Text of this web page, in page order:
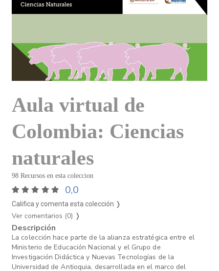
Aula virtual de
Colombia: Ciencias
naturales
98 Recursos en esta coleccion
0,0
Califica y comenta esta colección ❭
Ver comentarios (0) ❭
Descripción
La colección hace parte de la alianza estratégica entre el
Ministerio de Educación Nacional y el Grupo de
Investigación Didáctica y Nuevas Tecnologías de la
Universidad de Antioquia, desarrollada en el marco del